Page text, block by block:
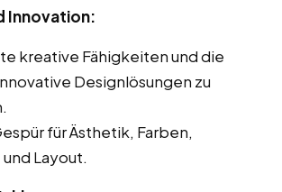
Innovation:
kreative Fähigkeiten und die
Designlösungen zu
für Ästhetik, Farben,
Layout.